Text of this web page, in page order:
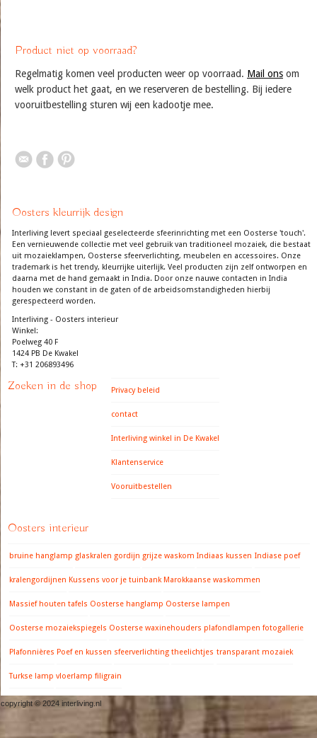
Product niet op voorraad?
Regelmatig komen veel producten weer op voorraad. Mail ons om
welk product het gaat, en we reserveren de bestelling. Bij iedere
vooruitbestelling sturen wij een kadootje mee.
Oosters kleurrijk design
Interliving levert speciaal geselecteerde sfeerinrichting met een Oosterse 'touch'.
Een vernieuwende collectie met veel gebruik van traditioneel mozaiek, die bestaat
uit mozaieklampen, Oosterse sfeerverlichting, meubelen en accessoires. Onze
trademark is het trendy, kleurrijke uiterlijk. Veel producten zijn zelf ontworpen en
daarna met de hand gemaakt in India. Door onze nauwe contacten in India
houden we constant in de gaten of de arbeidsomstandigheden hierbij
gerespecteerd worden.
Interliving - Oosters interieur
Winkel:
Poelweg 40 F
1424 PB De Kwakel
T: +31 206893496
Zoeken in de shop Privacy beleid
contact
Interliving winkel in De Kwakel
Klantenservice
Vooruitbestellen
Oosters interieur
bruine hanglamp glaskralen gordijn grijze waskom Indiaas kussen Indiase poef
kralengordijnen Kussens voor je tuinbank Marokkaanse waskommen
Massief houten tafels Oosterse hanglamp Oosterse lampen
Oosterse mozaiekspiegels Oosterse waxinehouders plafondlampen fotogallerie
Plafonnières Poef en kussen sfeerverlichting theelichtjes transparant mozaiek
Turkse lamp vloerlamp filigrain
copyright © 2024 interliving.nl